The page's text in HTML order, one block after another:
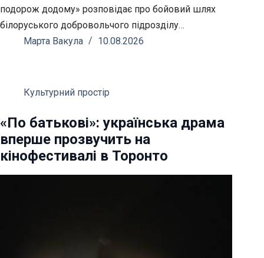
подорож додому» розповідає про бойовий шлях
білоруського добровольчого підрозділу…
Марта Вакула
10.08.2026
Культурний простір
«По батькові»: українська драма
вперше прозвучить на
кінофестивалі в Торонто